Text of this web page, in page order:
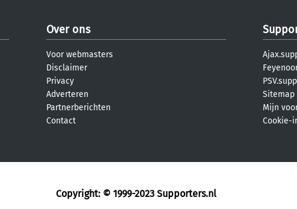
Over ons
Voor webmasters
Disclaimer
Privacy
Adverteren
Partnerberichten
Contact
Sitemap
Mijn
Cookie-
Copyright: © 1999-2023 Supporters.nl